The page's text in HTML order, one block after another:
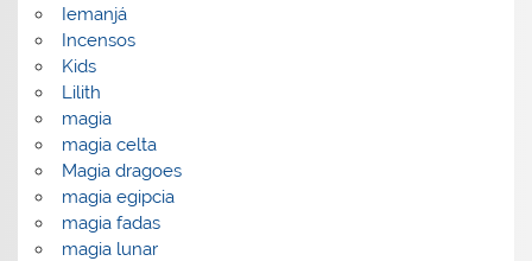
Iemanjá
Incensos
Kids
Lilith
magia
magia celta
Magia dragoes
magia egipcia
magia fadas
magia lunar